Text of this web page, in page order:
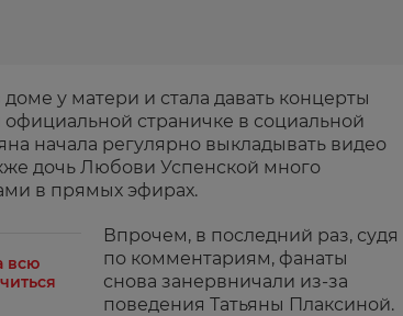
у матери и стала давать концерты
страничке в социальной
начала регулярно выкладывать видео
дочь Любови Успенской много
в прямых эфирах.
всю
Впрочем, в последний раз, судя
по комментариям, фанаты
снова занервничали из-за
поведения Татьяны Плаксиной.